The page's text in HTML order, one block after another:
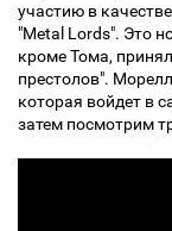
участию в
"Metal Lords". Это
кроме Тома,
престолов".
которая войдет в
затем посмотрим